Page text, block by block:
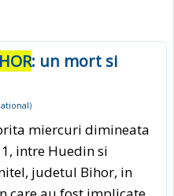
: un mort si
)
miercuri dimineata
intre Huedin si
judetul Bihor, in